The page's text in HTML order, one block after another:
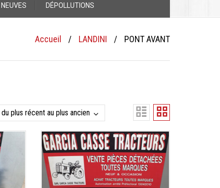
DÉPOLLUTIONS
Accueil / LANDINI / PONT AVANT